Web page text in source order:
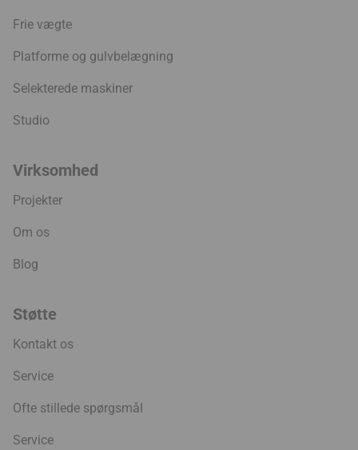
Frie vægte
Platforme og gulvbelægning
Selekterede maskiner
Studio
Virksomhed
Projekter
Om os
Blog
Støtte
Kontakt os
Service
Ofte stillede spørgsmål
Service